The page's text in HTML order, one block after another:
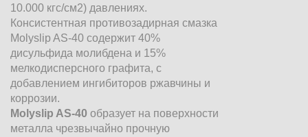
10.000 кгс/см2) давлениях.
Консистентная противозадирная смазка
Molyslip AS-40 содержит 40%
дисульфида молибдена и 15%
мелкодисперсного графита, с
добавлением ингибиторов ржавчины и
коррозии.
Molyslip AS-40 образует на поверхности
металла чрезвычайно прочную